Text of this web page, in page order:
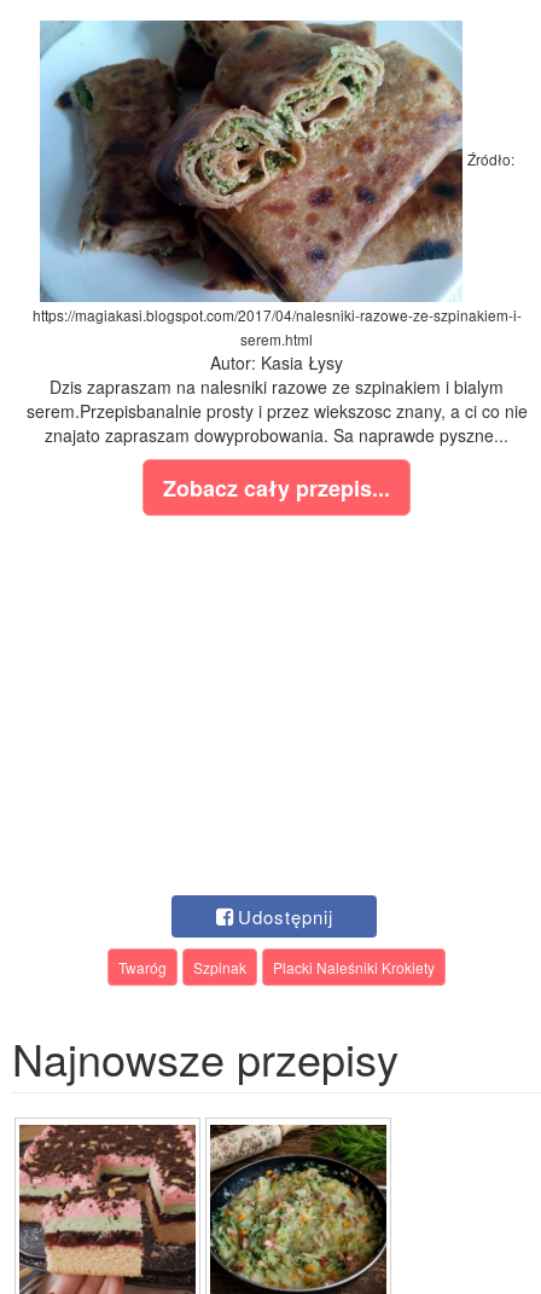
Źródło:
https://magiakasi.blogspot.com/2017/04/nalesniki-razowe-ze-szpinakiem-i-
serem.html
Autor: Kasia Łysy
Dzis zapraszam na nalesniki razowe ze szpinakiem i bialym
serem.Przepisbanalnie prosty i przez wiekszosc znany, a ci co nie
znajato zapraszam dowyprobowania. Sa naprawde pyszne...
Zobacz cały przepis...
Udostępnij
Twaróg Szpinak Placki Naleśniki Krokiety
Najnowsze przepisy